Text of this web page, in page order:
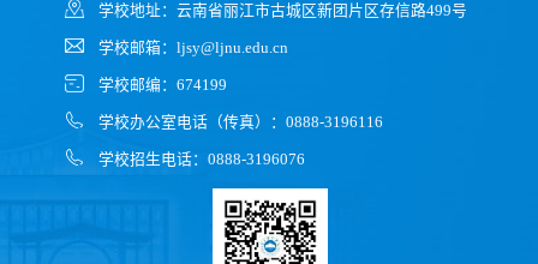
学校地址：云南省丽江市古城区新团片区存信路499号
学校邮箱：ljsy@ljnu.edu.cn
学校邮编：674199
学校办公室电话（传真）：0888-3196116
学校招生电话：0888-3196076